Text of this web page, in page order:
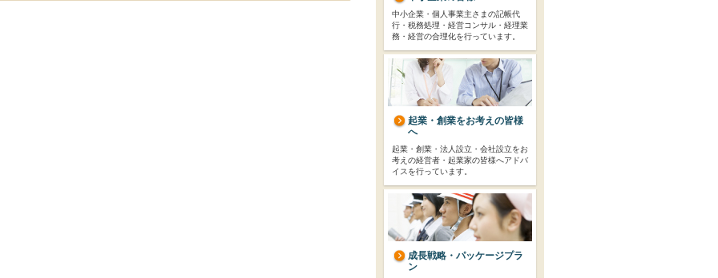
中小企業・個人事業主さまの記帳代
行・税務処理・経営コンサル・経理業
務・経営の合理化を行っています。
起業・創業をお考えの皆様
へ
起業・創業・法人設立・会社設立をお
考えの経営者・起業家の皆様へアドバ
イスを行っています。
成長戦略・パッケージプラ
ン